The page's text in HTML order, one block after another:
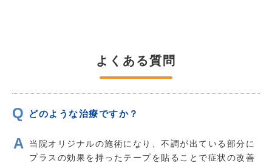
よくある質問
どのような治療ですか？
当院オリジナルの施術になり、不調が出ている部分に
プラスの効果を持ったテープを貼ることで症状の改善